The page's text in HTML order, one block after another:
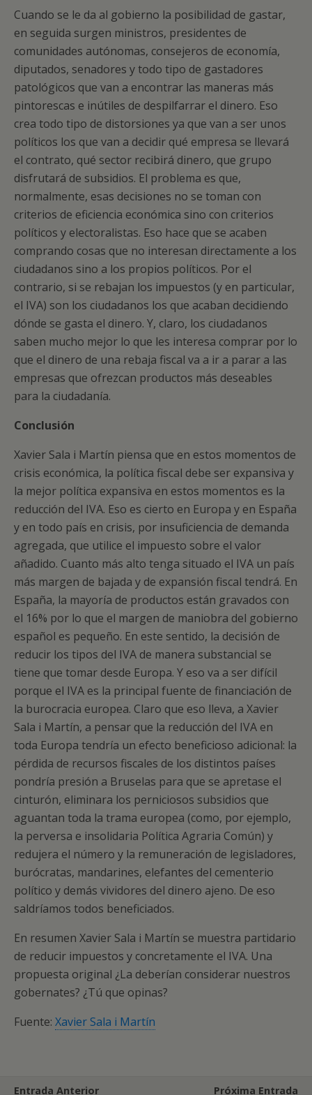
Cuando se le da al gobierno la posibilidad de gastar,
en seguida surgen ministros, presidentes de
comunidades autónomas, consejeros de economía,
diputados, senadores y todo tipo de gastadores
patológicos que van a encontrar las maneras más
pintorescas e inútiles de despilfarrar el dinero. Eso
crea todo tipo de distorsiones ya que van a ser unos
políticos los que van a decidir qué empresa se llevará
el contrato, qué sector recibirá dinero, que grupo
disfrutará de subsidios. El problema es que,
normalmente, esas decisiones no se toman con
criterios de eficiencia económica sino con criterios
políticos y electoralistas. Eso hace que se acaben
comprando cosas que no interesan directamente a los
ciudadanos sino a los propios políticos. Por el
contrario, si se rebajan los impuestos (y en particular,
el IVA) son los ciudadanos los que acaban decidiendo
dónde se gasta el dinero. Y, claro, los ciudadanos
saben mucho mejor lo que les interesa comprar por lo
que el dinero de una rebaja fiscal va a ir a parar a las
empresas que ofrezcan productos más deseables
para la ciudadanía.
Conclusión
Xavier Sala i Martín piensa que en estos momentos de
crisis económica, la política fiscal debe ser expansiva y
la mejor política expansiva en estos momentos es la
reducción del IVA. Eso es cierto en Europa y en España
y en todo país en crisis, por insuficiencia de demanda
agregada, que utilice el impuesto sobre el valor
añadido. Cuanto más alto tenga situado el IVA un país
más margen de bajada y de expansión fiscal tendrá. En
España, la mayoría de productos están gravados con
el 16% por lo que el margen de maniobra del gobierno
español es pequeño. En este sentido, la decisión de
reducir los tipos del IVA de manera substancial se
tiene que tomar desde Europa. Y eso va a ser difícil
porque el IVA es la principal fuente de financiación de
la burocracia europea. Claro que eso lleva, a Xavier
Sala i Martín, a pensar que la reducción del IVA en
toda Europa tendría un efecto beneficioso adicional: la
pérdida de recursos fiscales de los distintos países
pondría presión a Bruselas para que se apretase el
cinturón, eliminara los perniciosos subsidios que
aguantan toda la trama europea (como, por ejemplo,
la perversa e insolidaria Política Agraria Común) y
redujera el número y la remuneración de legisladores,
burócratas, mandarines, elefantes del cementerio
político y demás vividores del dinero ajeno. De eso
saldríamos todos beneficiados.
En resumen Xavier Sala i Martín se muestra partidario
de reducir impuestos y concretamente el IVA. Una
propuesta original ¿La deberían considerar nuestros
gobernates? ¿Tú que opinas?
Fuente: Xavier Sala i Martín
Entrada Anterior
Próxima Entrada